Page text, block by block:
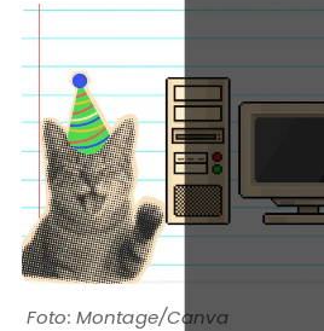
Montage/Canva